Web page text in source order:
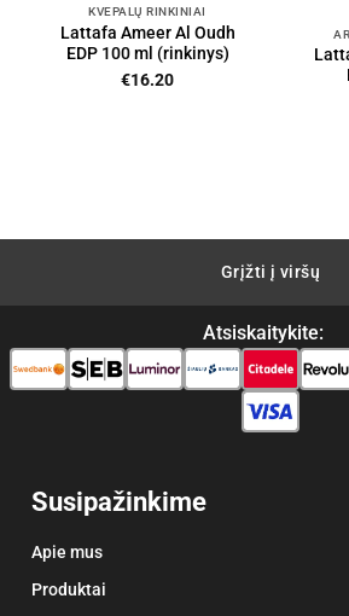
KVEPALŲ RINKINIAI
Lattafa Ameer Al Oudh
EDP 100 ml (rinkinys)
€16.20
Grįžti į viršų
Atsiskaitykite:
Susipažinkime
Apie mus
Produktai